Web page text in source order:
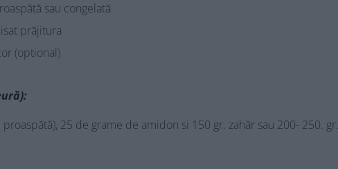
sau congelată
prăjitura
(optional)
25 de grame de amidon si 150 gr. zahăr sau 200- 250. gr.